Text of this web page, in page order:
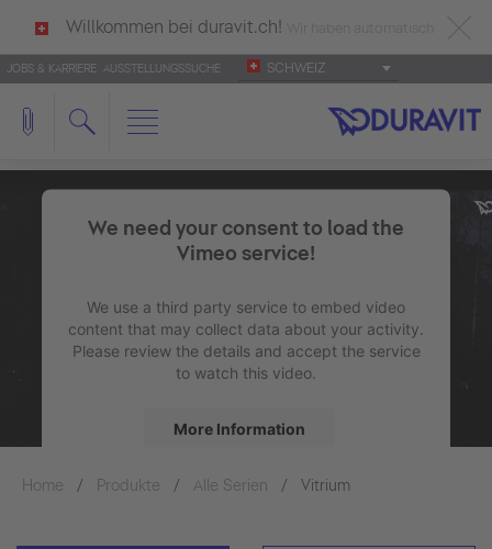
Willkommen bei duravit.ch!
deutsch als Ihre Sprache erkannt.
Français Italiano
JOBS & KARRIERE AUSSTELLUNGSSUCHE SCHWEIZ
We need your consent to load the
Vimeo service!
We use a third party service to embed video
content that may collect data about your activity.
Please review the details and accept the service
to watch this video.
More Information
Accept
Home Produkte Alle Serien Vitrium